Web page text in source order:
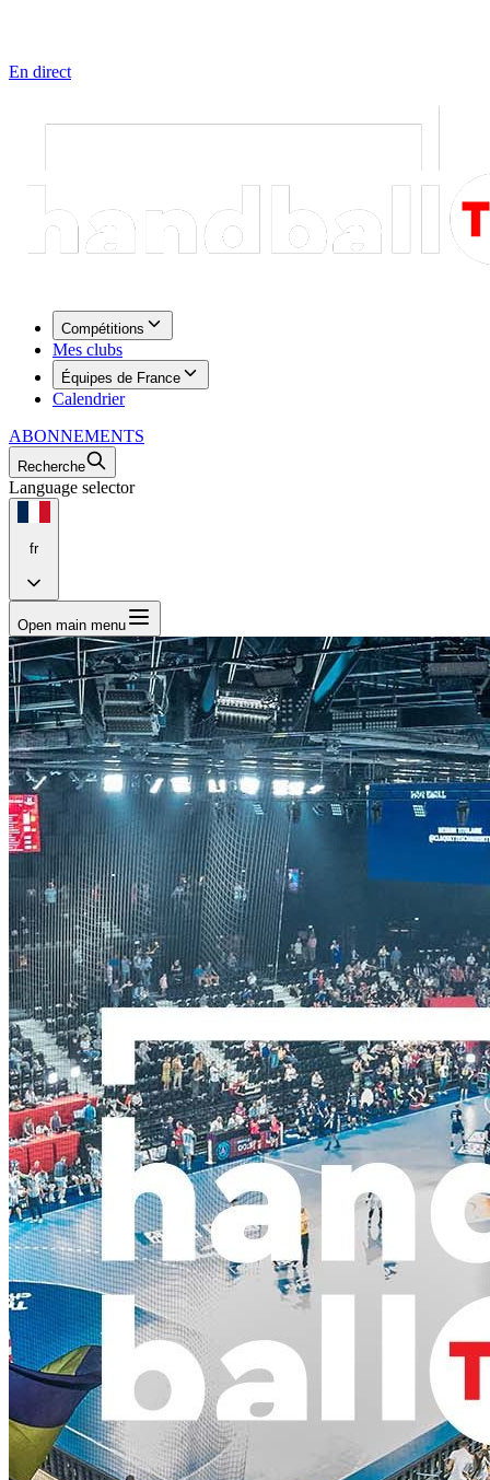
En direct
Compétitions
Mes clubs
Équipes de France
Calendrier
ABONNEMENTS
Recherche
Language selector
fr
Open main menu